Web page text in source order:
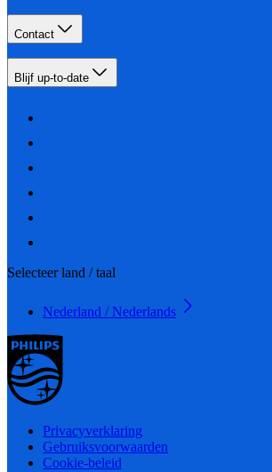
Contact
Blijf up-to-date
Selecteer land / taal
Nederland / Nederlands
Privacyverklaring
Gebruiksvoorwaarden
Cookie-beleid